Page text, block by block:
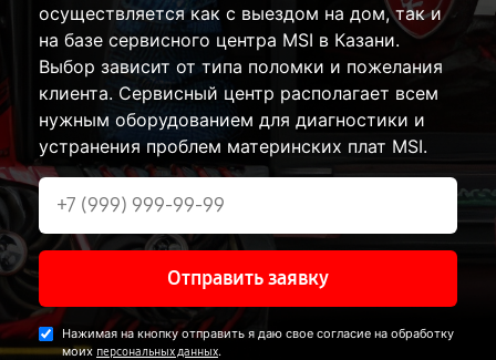
осуществляется как с выездом на дом, так и
на базе сервисного центра MSI в Казани.
Выбор зависит от типа поломки и пожелания
клиента. Сервисный центр располагает всем
нужным оборудованием для диагностики и
устранения проблем материнских плат MSI.
Отправить заявку
Нажимая на кнопку отправить я даю свое согласие на обработку
моих персональных данных.